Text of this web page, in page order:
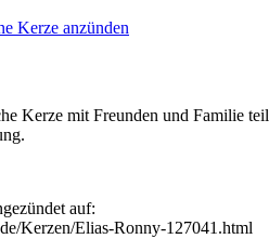
Kerze anzünden
Kerze mit Freunden und Familie
auf:
Kerzen/Elias-Ronny-127041.html